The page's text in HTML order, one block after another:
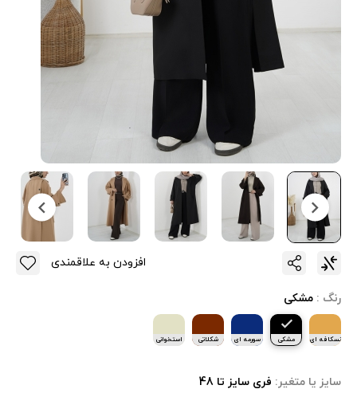
رنگ : مشکی
نسکافه ای مشکی سورمه ای شکلاتی استخوانی
سایز یا متغیر: فری سایز تا 48
افزودن به علاقمندی